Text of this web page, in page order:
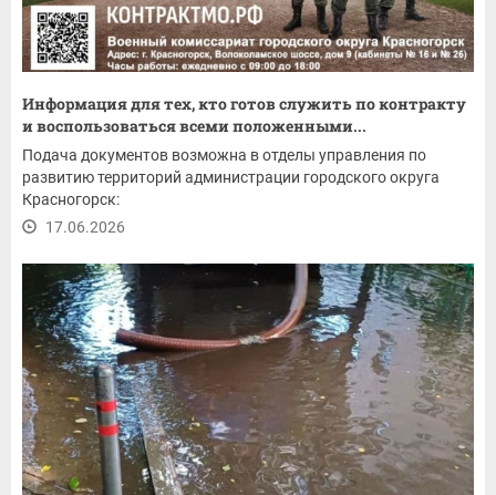
Информация для тех, кто готов служить по контракту
и воспользоваться всеми положенными...
Подача документов возможна в отделы управления по
развитию территорий администрации городского округа
Красногорск:
17.06.2026